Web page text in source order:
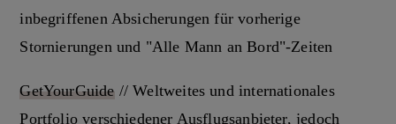
inbegriffenen Absicherungen für vorherige
Stornierungen und "Alle Mann an Bord"-Zeiten
GetYourGuide // Weltweites und internationales
Portfolio verschiedener Ausflugsanbieter, jedoch